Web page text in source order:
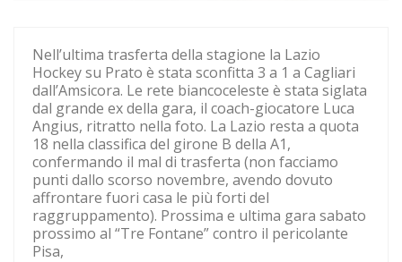
Europeo per Club, vince la Lazio
Ecco Kondo per una Lazio che vuole stupire
Hockey su prato, addio a Poletti
Escursionismo, Lazio sul pezzo anche in questa estate
torrida
Calcio a 5, un gradito ritorno: Serapiglia
Nell’ultima trasferta della stagione la Lazio
Hockey su Prato è stata sconfitta 3 a 1 a Cagliari
dall’Amsicora. Le rete biancoceleste è stata siglata
dal grande ex della gara, il coach-giocatore Luca
Angius, ritratto nella foto. La Lazio resta a quota
18 nella classifica del girone B della A1,
confermando il mal di trasferta (non facciamo
punti dallo scorso novembre, avendo dovuto
affrontare fuori casa le più forti del
raggruppamento). Prossima e ultima gara sabato
prossimo al “Tre Fontane” contro il pericolante
Pisa,